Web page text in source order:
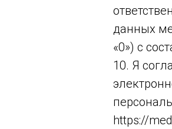
данных
«0») с
10. Я
https://